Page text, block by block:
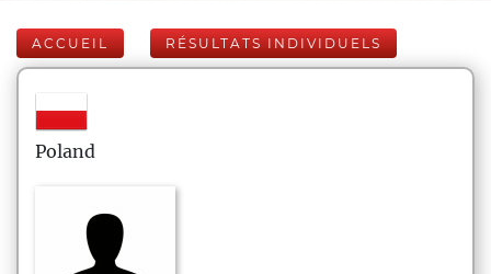
ACCUEIL RÉSULTATS INDIVIDUELS
Poland